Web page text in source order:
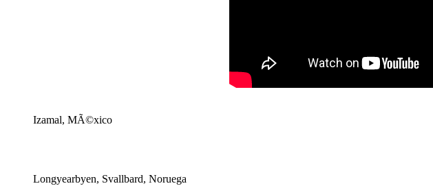
Izamal, MÃ©xico
Longyearbyen, Svallbard, Noruega